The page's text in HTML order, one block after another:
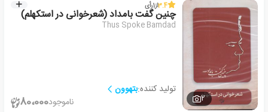
2
3.4از1رأی
چنین گفت بامداد (شعرخوانی در استکهلم)
Thus Spoke Bamdad
تولید کننده:بتهوون
ناموجود80،000